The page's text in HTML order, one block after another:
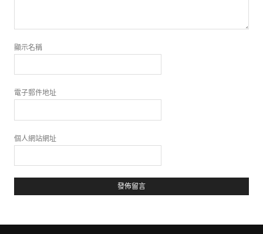
顯示名稱
電子郵件地址
個人網站網址